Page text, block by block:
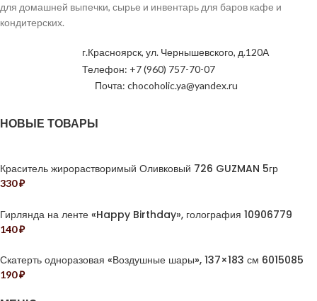
для домашней выпечки, сырье и инвентарь для баров кафе и
кондитерских.
г.Красноярск, ул. Чернышевского, д.120А
Телефон: +7 (960) 757-70-07
Почта: chocoholic.ya@yandex.ru
НОВЫЕ ТОВАРЫ
Краситель жирорастворимый Оливковый 726 GUZMAN 5гр
330₽
Гирлянда на ленте «Happy Birthday», голография 10906779
140₽
Скатерть одноразовая «Воздушные шары», 137×183 см 6015085
190₽